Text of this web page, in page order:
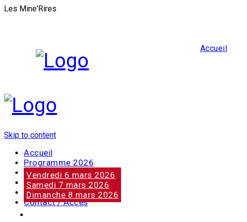
Les Mine'Rires
Accueil
Skip to content
Accueil
Programme 2026
Vendredi 6 mars 2026
Samedi 7 mars 2026
Dimanche 8 mars 2026
Notre marraine
Nos partenaires
Photos
Contact / Accès